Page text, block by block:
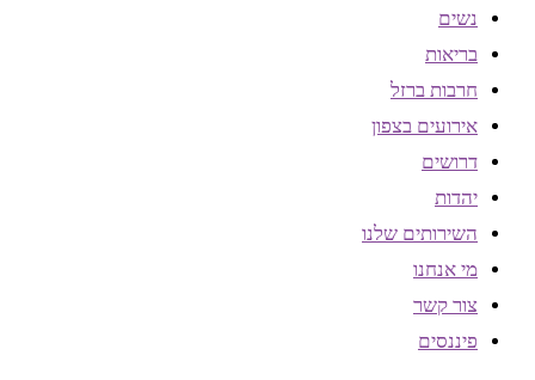
נשים
בריאות
חרבות ברזל
אירועים בצפון
דרושים
יהדות
השירותים שלנו
מי אנחנו
צור קשר
פיננסים